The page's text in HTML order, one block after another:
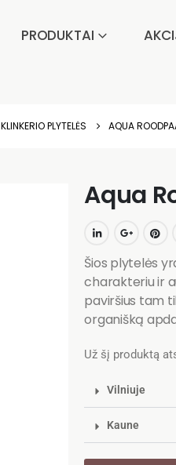
PRODUKTAI
KLINKERIO PLYTELĖS AQUA
Aqua
Šios plytelės
charakteriu ir
paviršius tam
organišką
Už šį produktą
Vilniuje
Kaune